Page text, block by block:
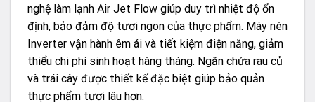
nghệ làm lạnh Air Jet Flow giúp duy trì nhiệt độ ổn
định, bảo đảm độ tươi ngon của thực phẩm. Máy nén
Inverter vận hành êm ái và tiết kiệm điện năng, giảm
thiểu chi phí sinh hoạt hàng tháng. Ngăn chứa rau củ
và trái cây được thiết kế đặc biệt giúp bảo quản
thực phẩm tươi lâu hơn.